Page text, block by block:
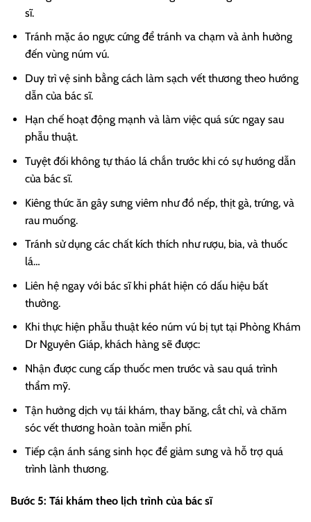
sĩ.
Tránh mặc áo ngực cứng để tránh va chạm và ảnh hưởng
đến vùng núm vú.
Duy trì vệ sinh bằng cách làm sạch vết thương theo hướng
dẫn của bác sĩ.
Hạn chế hoạt động mạnh và làm việc quá sức ngay sau
phẫu thuật.
Tuyệt đối không tự tháo lá chắn trước khi có sự hướng dẫn
của bác sĩ.
Kiêng thức ăn gây sưng viêm như đồ nếp, thịt gà, trứng, và
rau muống.
Tránh sử dụng các chất kích thích như rượu, bia, và thuốc
lá…
Liên hệ ngay với bác sĩ khi phát hiện có dấu hiệu bất
thường.
Khi thực hiện phẫu thuật kéo núm vú bị tụt tại Phòng Khám
Dr Nguyên Giáp, khách hàng sẽ được:
Nhận được cung cấp thuốc men trước và sau quá trình
thẩm mỹ.
Tận hưởng dịch vụ tái khám, thay băng, cắt chỉ, và chăm
sóc vết thương hoàn toàn miễn phí.
Tiếp cận ánh sáng sinh học để giảm sưng và hỗ trợ quá
trình lành thương.
Bước 5: Tái khám theo lịch trình của bác sĩ